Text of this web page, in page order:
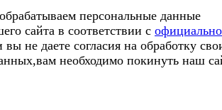
персональные данные
сайта в соответствии с
вы не даете согласия на обработку
необходимо покинуть наш